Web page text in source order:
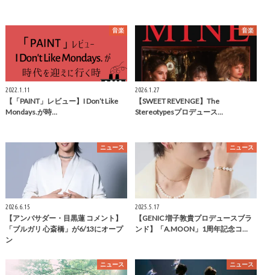
音楽
2022.1.11
【「PAINT」レビュー】I Don’t Like
Mondays.が時…
音楽
2026.1.27
【SWEET REVENGE】The
Stereotypesプロデュース…
ニュース
2026.6.15
【アンバサダー・目黒蓮 コメント】
「ブルガリ 心斎橋」が6/13にオープ
ン
ニュース
2025.5.17
【GENIC 増子敦貴プロデュースブラ
ンド】「A.MOON」1周年記念コ…
ニュース ニュース